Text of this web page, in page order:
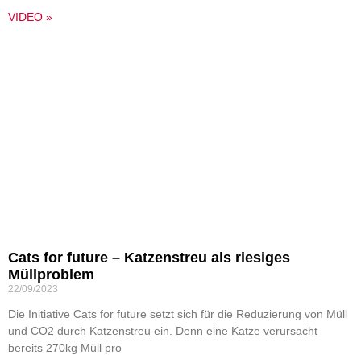
VIDEO »
Cats for future – Katzenstreu als riesiges
Müllproblem
22/09/2023
Die Initiative Cats for future setzt sich für die Reduzierung von Müll
und CO2 durch Katzenstreu ein. Denn eine Katze verursacht
bereits 270kg Müll pro